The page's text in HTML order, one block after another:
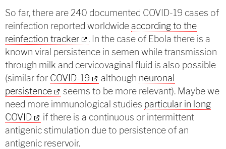
So far, there are 240 documented COVID-19 cases of
reinfection reported worldwideaccording to the
reinfection tracker
. In the case of Ebola there is a
known viral persistence in semen while transmission
through milk and cervicovaginal fluid is also possible
(similar for COVID-19 although neuronal
persistence
seems to be more relevant). Maybe we
need more immunological studies particular in long
COVID
if there is a continuous or intermittent
antigenic stimulation due to persistence of an
antigenic reservoir.